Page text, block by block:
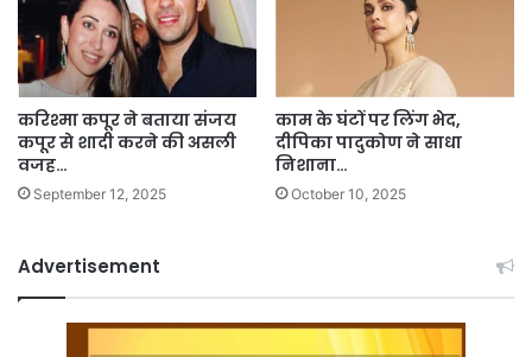
करिश्मा कपूर ने बताया संजय
कपूर से शादी करने की असली
वजह…
September 12, 2025
काम के घंटों पर लिंग भेद,
दीपिका पादुकोण ने साधा
निशाना…
October 10, 2025
Advertisement